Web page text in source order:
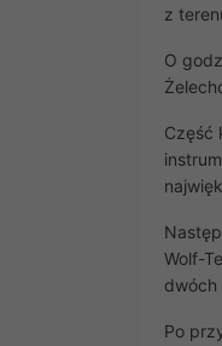
z
O
Część
Wolf-
dwóch
Po